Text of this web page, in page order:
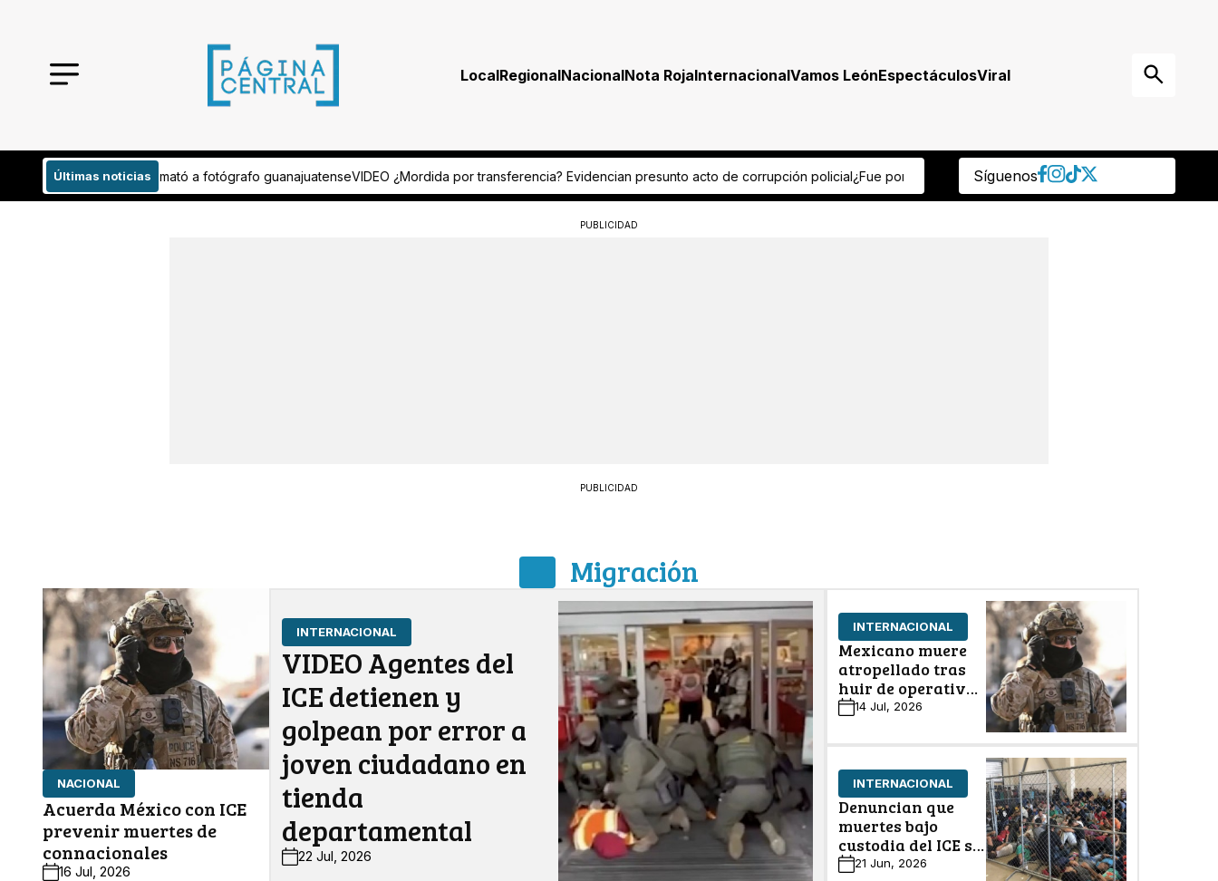
LocalRegionalNacionalNota RojaInternacionalVamos LeónEspectáculosViral
Últimas noticias
mató a fotógrafo guanajuatenseVIDEO ¿Mordida por transferencia? Evidencian presunto acto de corrupción policial¿Fue por celos? Mesera termina apuñalada por compañera tras pelea por un cliente
Síguenos
PUBLICIDAD
PUBLICIDAD
Migración
NACIONAL
Acuerda México con ICE
prevenir muertes de
connacionales
16 Jul, 2026
INTERNACIONAL
VIDEO Agentes del
ICE detienen y
golpean por error a
joven ciudadano en
tienda
departamental
22 Jul, 2026
INTERNACIONAL
Mexicano muere
atropellado tras
huir de operativo
del ICE en Florida
14 Jul, 2026
INTERNACIONAL
Denuncian que
muertes bajo
custodia del ICE se
han duplicado en
21 Jun, 2026